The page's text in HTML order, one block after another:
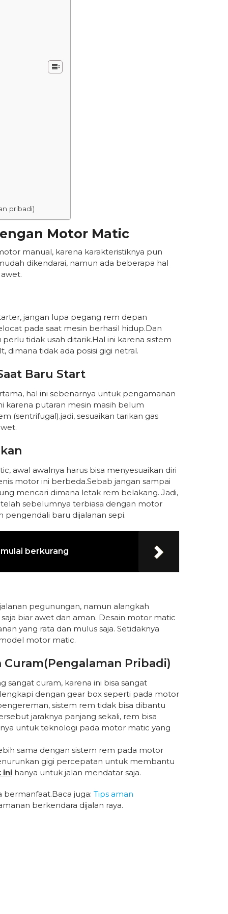
pribadi)
Motor Matic
manual, karena karakteristiknya pun
dikendarai, namun ada beberapa hal
jangan lupa pegang rem depan
pada saat mesin berhasil hidup.Dan
tidak usah ditarik.Hal ini karena sistem
tidak ada posisi gigi netral.
Baru Start
hal ini sebenarnya untuk pengamanan
karena putaran mesin masih belum
(sentrifugal).jadi, sesuaikan tarikan gas
awal awalnya harus bisa menyesuaikan diri
motor ini berbeda.Sebab jangan sampai
mencari dimana letak rem belakang. Jadi,
sebelumnya terbiasa dengan motor
pengendali baru dijalanan sepi.
berkurang
pegunungan, namun alangkah
biar awet dan aman. Desain motor matic
yang rata dan mulus saja. Setidaknya
motor matic.
Pribadi)
curam, karena ini bisa sangat
dengan gear box seperti pada motor
sistem rem tidak bisa dibantu
jaraknya panjang sekali, rem bisa
untuk teknologi pada motor matic yang
sama dengan sistem rem pada motor
gigi percepatan untuk membantu
ini hanya untuk jalan mendatar saja.
juga: Tips aman
berkendara dijalan raya.